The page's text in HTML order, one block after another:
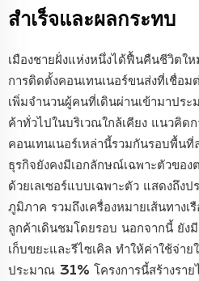
สำเร็จและผลกระทบ
เมืองชายฝั่งแห่งหนึ่งได้ฟื้นคืนชีวิตใ
การติดตั้งคอนเทนเนอร์ขนส่งที่เชื่อ
เพิ่มจำนวนผู้คนที่เดินผ่านเข้ามาปร
ค้าทั่วไปในบริเวณใกล้เคียง แนวคิด
คอนเทนเนอร์เหล่านี้รวมกันรอบพื้น
ธุรกิจยังคงมีเอกลักษณ์เฉพาะตัวของ
ด้วยเลเซอร์แบบเฉพาะตัว แสดงถึงป
ภูมิภาค รวมถึงเครื่องหมายเส้นทาง
ลูกค้าเดินชมโดยรอบ นอกจากนี้ ยัง
เก็บขยะและรีไซเคิล ทำให้ค่าใช้จ่าย
ประมาณ 31% โครงการนี้สร้างรา